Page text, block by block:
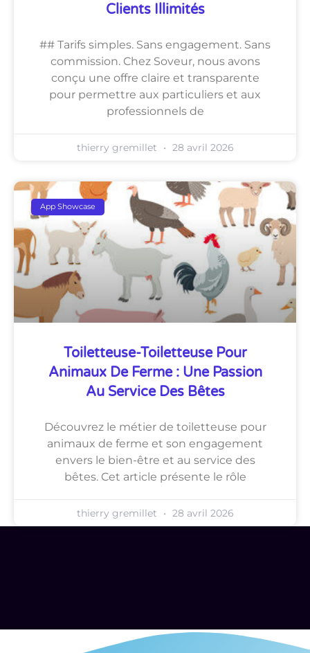
Clients Illimités
## Tarifs simples. Sans engagement. Sans
commission. Chez Soveur, nous avons
conçu une offre claire et transparente
pour permettre aux particuliers et aux
professionnels de
thierry gremillet 28 avril 2026
App Showcase
Toiletteuse-Toiletteuse Pour
Animaux De Ferme : Une Passion
Au Service Des Bêtes
Découvrez le métier de toiletteuse pour
animaux de ferme et son engagement
envers le bien-être et au service des
bêtes. Cet article présente le rôle
thierry gremillet 28 avril 2026